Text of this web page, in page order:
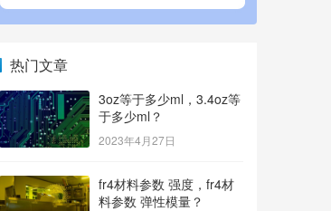
热门文章
3oz等于多少ml，3.4oz等
于多少ml？
2023年4月27日
fr4材料参数 强度，fr4材
料参数 弹性模量？